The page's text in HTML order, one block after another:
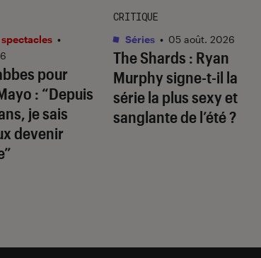
pour
: “Depuis
je sais
devenir
•
The Shards : Ryan
Murphy signe-t-il la
série la plus sexy et
sanglante de l’été ?
CRITIQUE
Séries • 05 août. 2026